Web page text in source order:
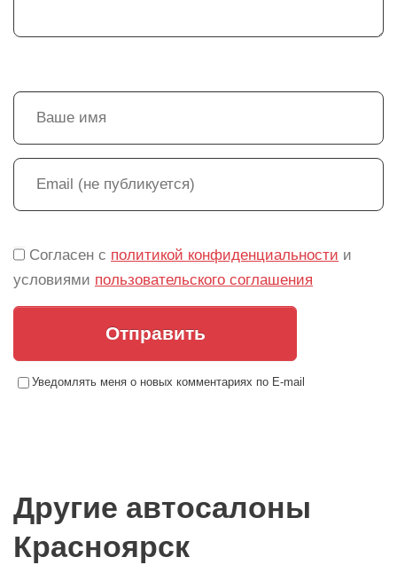
Согласен с политикой конфиденциальности и
условиями пользовательского соглашения
Отправить
Уведомлять меня о новых комментариях по E-mail
Другие автосалоны
Красноярск